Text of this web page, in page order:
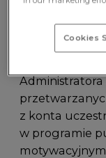
2.5.
odbywać się
Administratora
z konta
w programie
Cookies